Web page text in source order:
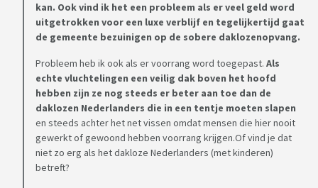
kan. Ook vind ik het een probleem als er veel geld word
uitgetrokken voor een luxe verblijf en tegelijkertijd gaat
de gemeente bezuinigen op de sobere daklozenopvang.
Probleem heb ik ook als er voorrang word toegepast. Als
echte vluchtelingen een veilig dak boven het hoofd
hebben zijn ze nog steeds er beter aan toe dan de
daklozen Nederlanders die in een tentje moeten slapen
en steeds achter het net vissen omdat mensen die hier nooit
gewerkt of gewoond hebben voorrang krijgen.Of vind je dat
niet zo erg als het dakloze Nederlanders (met kinderen)
betreft?